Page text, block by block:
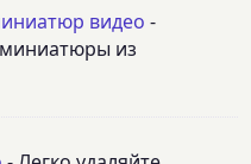
видео -
из